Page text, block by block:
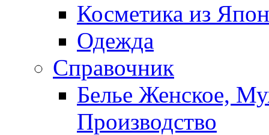
Косметика из
Одежда
Справочник
Белье Женское,
Производство